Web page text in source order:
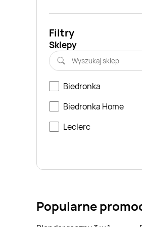
Filtry
Sklepy
Biedronka
Biedronka Home
Leclerc
Popularne